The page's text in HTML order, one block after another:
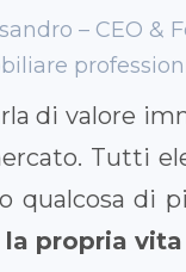
– CEO &
di valore
Tutti
qualcosa di
propria